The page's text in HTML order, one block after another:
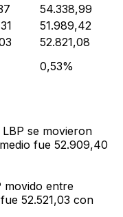
54.338,99
51.989,42
52.821,08
0,53%
se movieron
fue 52.909,40
movido entre
52.521,03 con